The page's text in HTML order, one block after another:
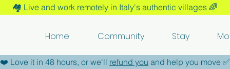
🏘️​ Live and work remotely in Italy's authentic villages 🌈​
Home Community Stay
​❤️​ Love it in 48 hours, or we'll refund you and help you move ​✅​